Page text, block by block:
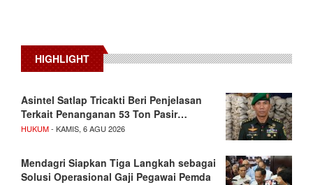
HIGHLIGHT
Asintel Satlap Tricakti Beri Penjelasan
Terkait Penanganan 53 Ton Pasir…
HUKUM- KAMIS, 6 AGU 2026
Mendagri Siapkan Tiga Langkah sebagai
Solusi Operasional Gaji Pegawai Pemda